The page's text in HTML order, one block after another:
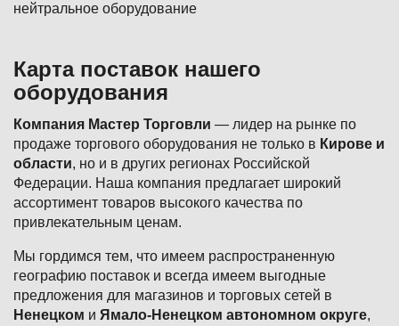
нейтральное оборудование
Карта поставок нашего
оборудования
Компания Мастер Торговли — лидер на рынке по
продаже торгового оборудования не только в Кирове и
области, но и в других регионах Российской
Федерации. Наша компания предлагает широкий
ассортимент товаров высокого качества по
привлекательным ценам.
Мы гордимся тем, что имеем распространенную
географию поставок и всегда имеем выгодные
предложения для магазинов и торговых сетей в
Ненецком и Ямало-Ненецком автономном округе,